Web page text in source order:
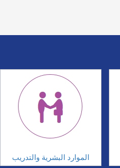
الموارد البشرية والتدريب